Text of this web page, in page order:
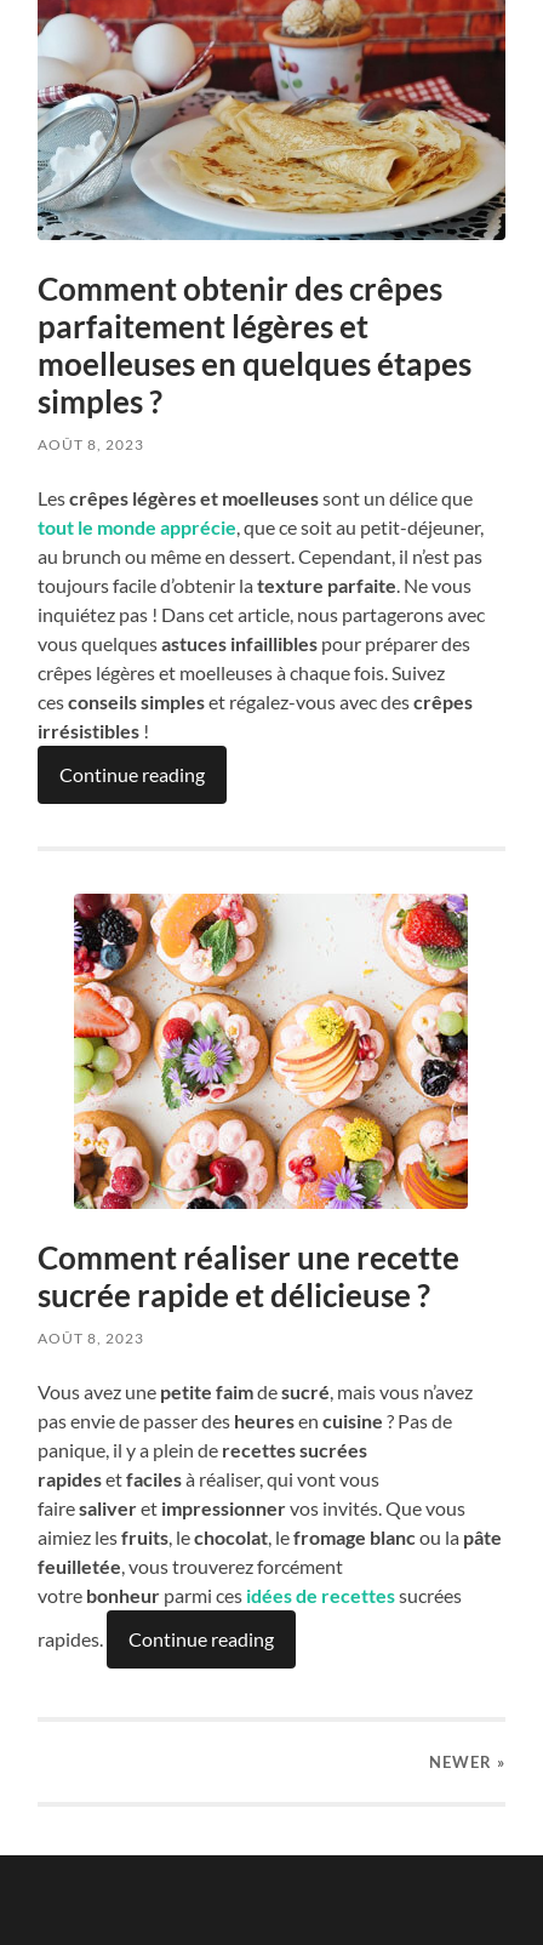
Comment obtenir des crêpes
parfaitement légères et
moelleuses en quelques étapes
simples ?
AOÛT 8, 2023
Lescrêpes légères et moelleusessont un délice que
tout le monde apprécie, que ce soit au petit-déjeuner,
au brunch ou même en dessert. Cependant, il n’est pas
toujours facile d’obtenir latexture parfaite. Ne vous
inquiétez pas ! Dans cet article, nous partagerons avec
vous quelquesastuces infaillibles pour préparer des
crêpes légères et moelleuses à chaque fois. Suivez
cesconseils simpleset régalez-vous avec descrêpes
irrésistibles !
Continue reading
Comment réaliser une recette
sucrée rapide et délicieuse ?
AOÛT 8, 2023
Vous avez une petite faimdesucré, mais vous n’avez
pas envie de passer des heuresencuisine ? Pas de
panique, il y a plein de recettes sucrées
rapidesetfacilesà réaliser, qui vont vous
fairesaliveret impressionnervos invités. Que vous
aimiez lesfruits, lechocolat, lefromage blancou la pâte
feuilletée, vous trouverez forcément
votre bonheur parmi ces idées de recettessucrées
rapides.
Continue reading
NEWER »